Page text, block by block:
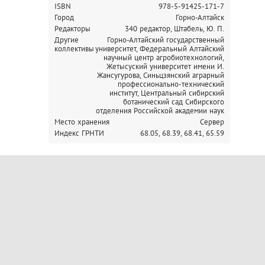
ISBN
978-5-91425-171-7
Город
Горно-Алтайск
Редакторы
340 редактор, Штабель, Ю. П.
Другие
коллективы
Горно-Алтайский государственный
университет, Федеральный Алтайский
научный центр агробиотехнологий,
Жетысуский университет имени И.
Жансугурова, Синьцзянский аграрный
профессионально-технический
институт, Центральный сибирский
ботанический сад Сибирского
отделения Российской академии наук
Место хранения
Сервер
Индекс ГРНТИ
68.05, 68.39, 68.41, 65.59